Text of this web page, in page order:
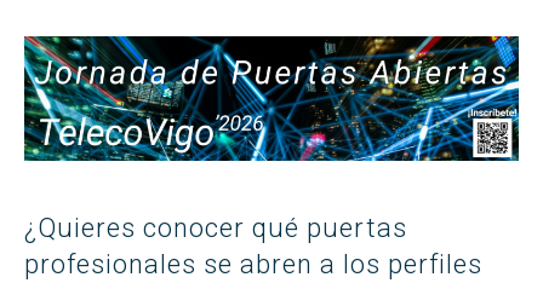
¿Quieres conocer qué puertas
profesionales se abren a los perfiles